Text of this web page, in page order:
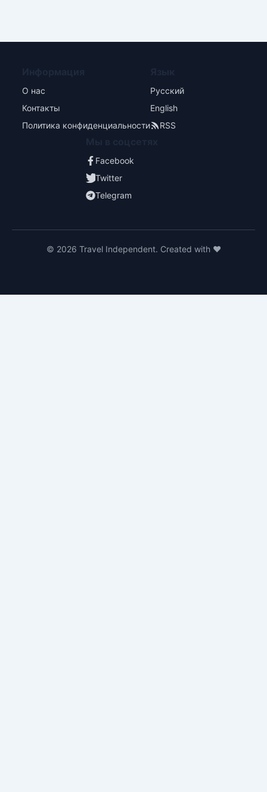
О нас
Контакты
Политика конфиденциальности
Русский
English
RSS
Facebook
Twitter
Telegram
© 2026 Travel Independent. Created with ❤️